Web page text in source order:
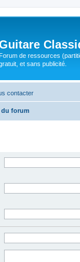
Forum de ressources
et sans publicité.
contacter
du forum